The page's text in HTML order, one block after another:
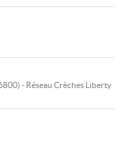
) - Réseau Crèches Liberty